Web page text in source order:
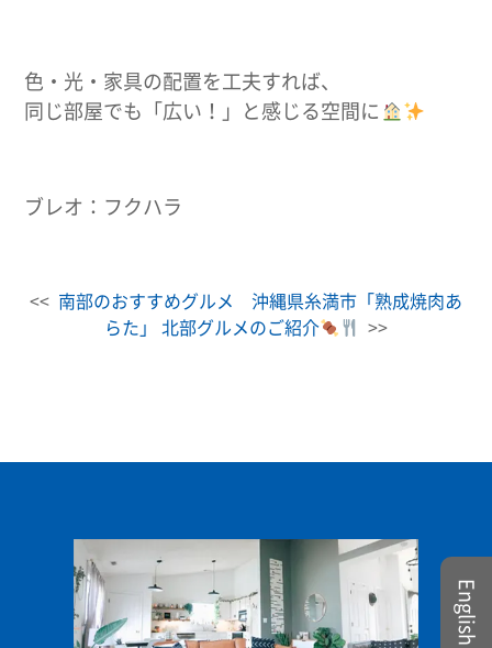
色・光・家具の配置を工夫すれば、
同じ部屋でも「広い！」と感じる空間に
ブレオ：フクハラ
<< 南部のおすすめグルメ 沖縄県糸満市「熟成焼肉あ
らた」
北部グルメのご紹介 >>
English